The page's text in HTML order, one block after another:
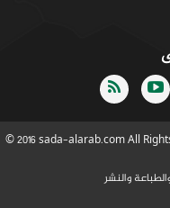
© 2016 sada-alarab.com All
والنشر